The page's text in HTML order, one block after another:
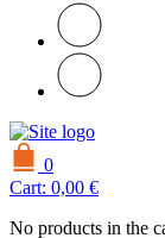
0
Cart: 0,00 €
No products in the